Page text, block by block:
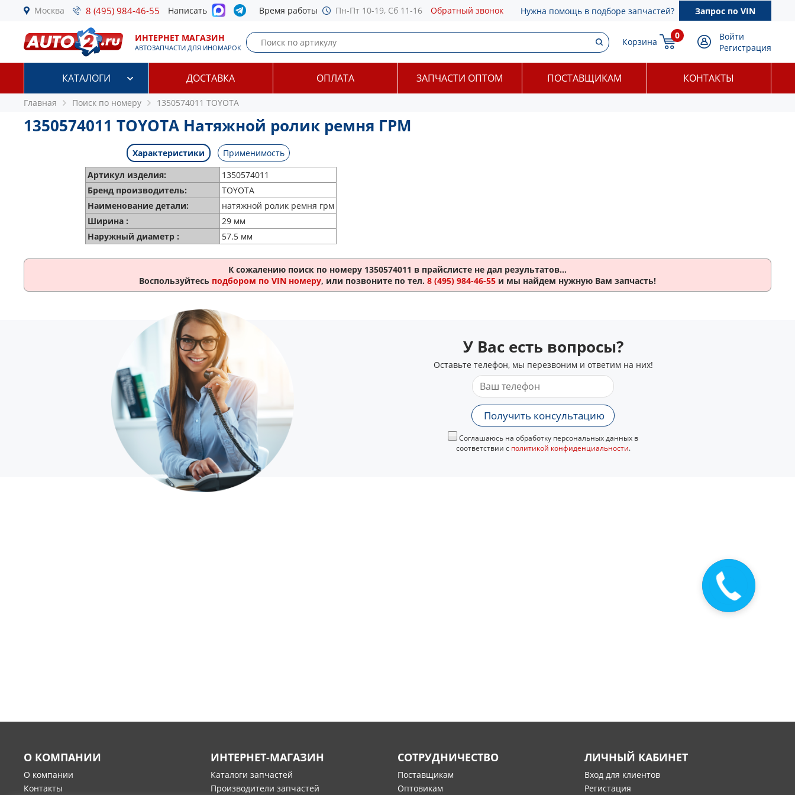
Москва 8 (495) 984-46-55 Написать Время работы Пн-Пт 10-19, Сб 11-16 Обратный звонок Нужна помощь в подборе запчастей? Запрос по VIN
ИНТЕРНЕТ МАГАЗИН
АВТОЗАПЧАСТИ ДЛЯ ИНОМАРОК
Корзина
0
Войти
Регистрация
КАТАЛОГИ ДОСТАВКА ОПЛАТА ЗАПЧАСТИ ОПТОМ ПОСТАВЩИКАМ КОНТАКТЫ
Главная Поиск по номеру 1350574011 TOYOTA
1350574011 TOYOTA Натяжной ролик ремня ГРМ
Характеристики
Применимость
Артикул изделия:
1350574011
Бренд производитель:
TOYOTA
Наименование детали:
натяжной ролик ремня грм
Ширина :
29 мм
Наружный диаметр :
57.5 мм
К сожалению поиск по номеру 1350574011 в прайслисте не дал результатов...
Воспользуйтесь подбором по VIN номеру, или позвоните по тел. 8 (495) 984-46-55 и мы найдем нужную Вам запчасть!
У Вас есть вопросы?
Оставьте телефон, мы перезвоним и ответим на них!
Получить консультацию
Соглашаюсь на обработку персональных данных в
соответствии с политикой конфиденциальности.
О КОМПАНИИ
О компании
Контакты
ИНТЕРНЕТ-МАГАЗИН
Каталоги запчастей
Производители запчастей
СОТРУДНИЧЕСТВО
Поставщикам
Оптовикам
ЛИЧНЫЙ КАБИНЕТ
Вход для клиентов
Регистация
Закажите
звонок